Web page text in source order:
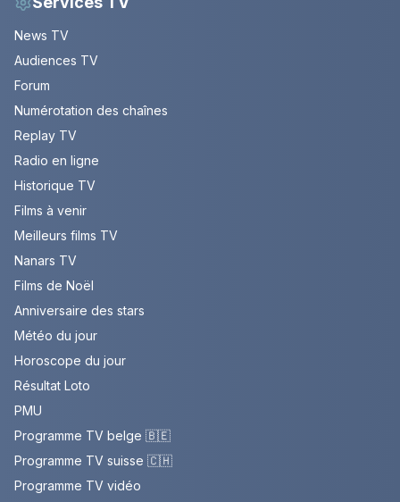
News TV
Audiences TV
Forum
Numérotation des chaînes
Replay TV
Radio en ligne
Historique TV
Films à venir
Meilleurs films TV
Nanars TV
Films de Noël
Anniversaire des stars
Météo du jour
Horoscope du jour
Résultat Loto
PMU
Programme TV belge 🇧🇪
Programme TV suisse 🇨🇭
Programme TV vidéo